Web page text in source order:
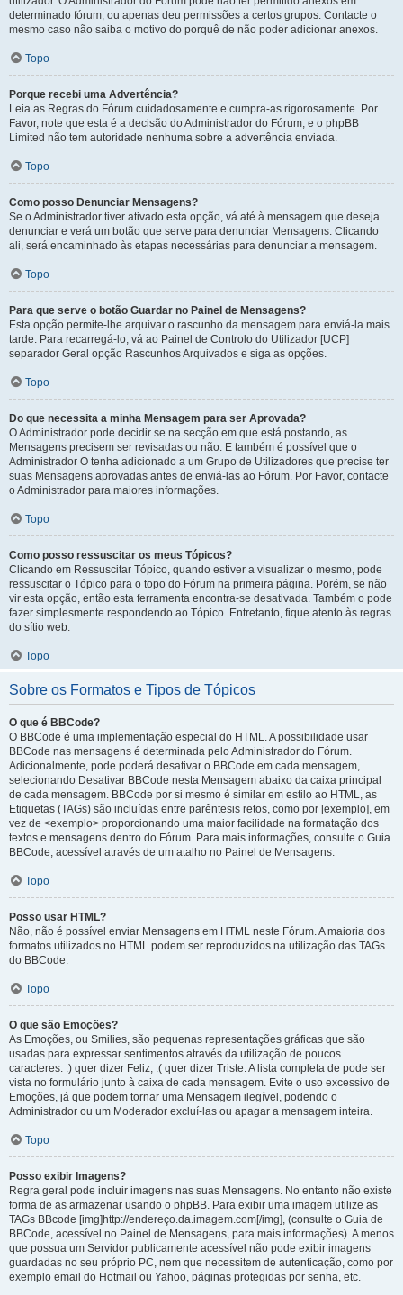
determinado fórum, ou apenas deu permissões a certos grupos. Contacte o
mesmo caso não saiba o motivo do porquê de não poder adicionar anexos.
Topo
Porque recebi uma Advertência?
Leia as Regras do Fórum cuidadosamente e cumpra-as rigorosamente. Por
Favor, note que esta é a decisão do Administrador do Fórum, e o phpBB
Limited não tem autoridade nenhuma sobre a advertência enviada.
Topo
Como posso Denunciar Mensagens?
Se o Administrador tiver ativado esta opção, vá até à mensagem que deseja
denunciar e verá um botão que serve para denunciar Mensagens. Clicando
ali, será encaminhado às etapas necessárias para denunciar a mensagem.
Topo
Para que serve o botão Guardar no Painel de Mensagens?
Esta opção permite-lhe arquivar o rascunho da mensagem para enviá-la mais
tarde. Para recarregá-lo, vá ao Painel de Controlo do Utilizador [UCP]
separador Geral opção Rascunhos Arquivados e siga as opções.
Topo
Do que necessita a minha Mensagem para ser Aprovada?
O Administrador pode decidir se na secção em que está postando, as
Mensagens precisem ser revisadas ou não. E também é possível que o
Administrador O tenha adicionado a um Grupo de Utilizadores que precise ter
suas Mensagens aprovadas antes de enviá-las ao Fórum. Por Favor, contacte
o Administrador para maiores informações.
Topo
Como posso ressuscitar os meus Tópicos?
Clicando em Ressuscitar Tópico, quando estiver a visualizar o mesmo, pode
ressuscitar o Tópico para o topo do Fórum na primeira página. Porém, se não
vir esta opção, então esta ferramenta encontra-se desativada. Também o pode
fazer simplesmente respondendo ao Tópico. Entretanto, fique atento às regras
do sítio web.
Topo
Sobre os Formatos e Tipos de Tópicos
O que é BBCode?
O BBCode é uma implementação especial do HTML. A possibilidade usar
BBCode nas mensagens é determinada pelo Administrador do Fórum.
Adicionalmente, pode poderá desativar o BBCode em cada mensagem,
selecionando Desativar BBCode nesta Mensagem abaixo da caixa principal
de cada mensagem. BBCode por si mesmo é similar em estilo ao HTML, as
Etiquetas (TAGs) são incluídas entre parêntesis retos, como por [exemplo], em
vez de <exemplo> proporcionando uma maior facilidade na formatação dos
textos e mensagens dentro do Fórum. Para mais informações, consulte o Guia
BBCode, acessível através de um atalho no Painel de Mensagens.
Topo
Posso usar HTML?
Não, não é possível enviar Mensagens em HTML neste Fórum. A maioria dos
formatos utilizados no HTML podem ser reproduzidos na utilização das TAGs
do BBCode.
Topo
O que são Emoções?
As Emoções, ou Smilies, são pequenas representações gráficas que são
usadas para expressar sentimentos através da utilização de poucos
caracteres. :) quer dizer Feliz, :( quer dizer Triste. A lista completa de pode ser
vista no formulário junto à caixa de cada mensagem. Evite o uso excessivo de
Emoções, já que podem tornar uma Mensagem ilegível, podendo o
Administrador ou um Moderador excluí-las ou apagar a mensagem inteira.
Topo
Posso exibir Imagens?
Regra geral pode incluir imagens nas suas Mensagens. No entanto não existe
forma de as armazenar usando o phpBB. Para exibir uma imagem utilize as
TAGs BBcode [img]http://endereço.da.imagem.com[/img], (consulte o Guia de
BBCode, acessível no Painel de Mensagens, para mais informações). A menos
que possua um Servidor publicamente acessível não pode exibir imagens
guardadas no seu próprio PC, nem que necessitem de autenticação, como por
exemplo email do Hotmail ou Yahoo, páginas protegidas por senha, etc.